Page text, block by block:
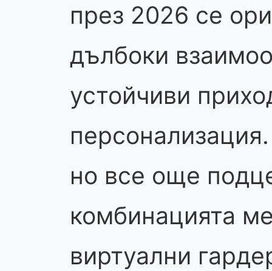
през 2026 се
дълбоки
устойчиви
но все още
комбинацията
виртуални